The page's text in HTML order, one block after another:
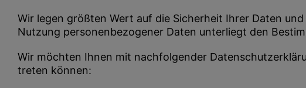
Wir legen größten Wert auf die Sicherheit Ihrer Daten
Nutzung personenbezogener Daten unterliegt den
Wir möchten Ihnen mit nachfolgender
treten können: